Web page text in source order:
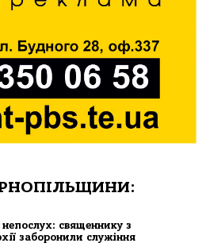
священнику з
заборонили служіння